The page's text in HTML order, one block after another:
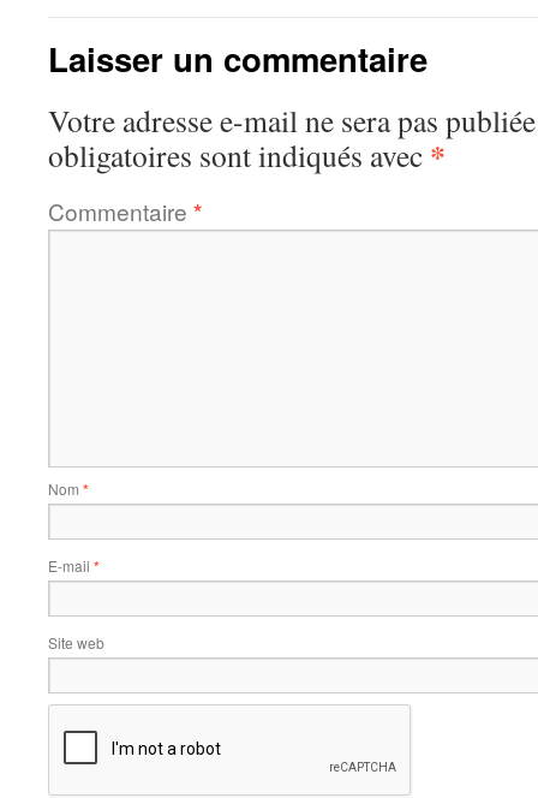
Laisser un commentaire
Votre adresse e-mail ne sera pas
obligatoires sont indiqués avec *
Commentaire *
Nom *
E-mail *
Site web